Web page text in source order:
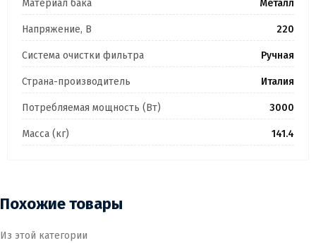
Материал бака Металл
Напряжение, В 220
Система очистки фильтра Ручная
Страна-производитель Италия
Потребляемая мощность (Вт) 3000
Масса (кг) 141.4
Похожие товары
Из этой категории